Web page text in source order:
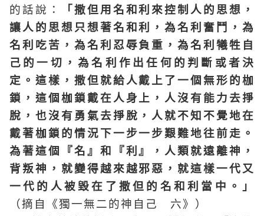
的話說：
「撒但用名和利來控制人的思想，
讓人的思想只想著名和利，為名利奮鬥，為
名利吃苦，為名利忍辱負重，為名利犧牲自
己的一切，為名利作出任何的判斷或者決
定。這樣，撒但就給人戴上了一個無形的枷
鎖，這個枷鎖戴在人身上，人沒有能力去掙
脫，也沒有勇氣去掙脫，人就不知不覺地在
戴著枷鎖的情況下一步一步艱難地往前走。
為著這個『名』和『利』，人類就遠離神，
背叛神，就變得越來越邪惡，就這樣一代又
一代的人被毀在了撒但的名和利當中。」
（摘自《獨一無二的神自己 六》）